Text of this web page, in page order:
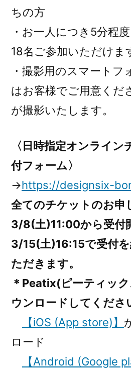
ちの方
・お一人につき5分程
18名ご参加いただけま
・撮影用のスマートフ
はお客様でご用意くだ
が撮影いたします。
〈日時指定オンライン
付フォーム〉
→https://designsix-
全てのチケットのお申
3/8(土)11:00から受付
3/15(土)16:15で受付
ただきます。
＊Peatix(ピーティッ
ウンロードしてくださ
【iOS (App store)】
ロード
【Android (Google